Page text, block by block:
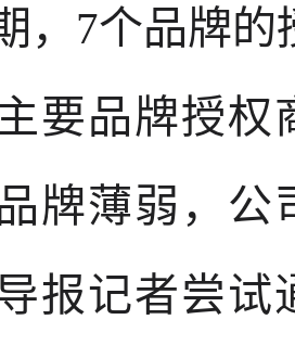
，7个品牌
要品牌授权
牌薄弱，公
报记者尝试